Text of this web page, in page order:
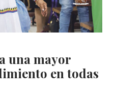
una mayor
en todas